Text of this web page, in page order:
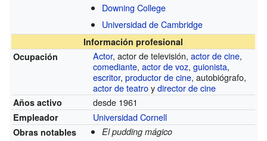
Downing College
Universidad de Cambridge
Información profesional
Ocupación
Actor, actor de televisión,actor de cine,
comediante,actor de voz,guionista,
escritor,productor de cine, autobiógrafo,
actor de teatroydirector de cine
Años activo desde 1961
Empleador Universidad Cornell
Obras notables
El pudding mágico